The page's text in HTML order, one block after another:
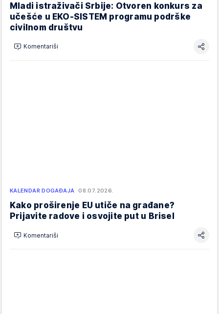
Mladi istraživači Srbije: Otvoren konkurs za
učešće u EKO-SISTEM programu podrške
civilnom društvu
Komentariši
KALENDAR DOGAĐAJA 08.07.2026.
Kako proširenje EU utiče na građane?
Prijavite radove i osvojite put u Brisel
Komentariši